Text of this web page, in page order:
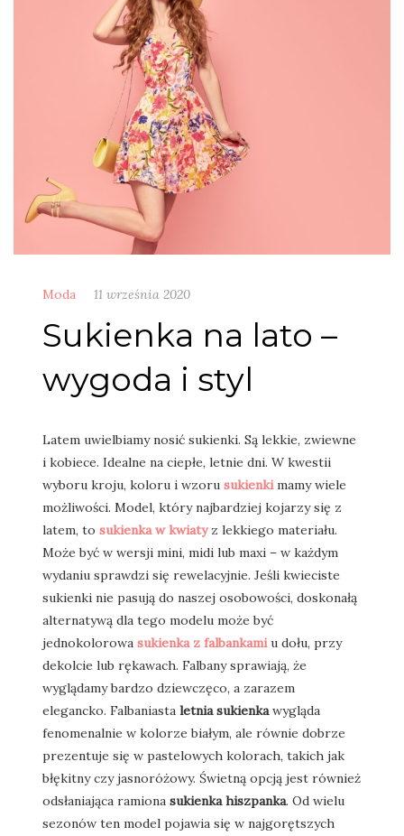
Moda 11 września 2020
Sukienka na lato –
wygoda i styl
Latem uwielbiamy nosić sukienki. Są lekkie, zwiewne
i kobiece. Idealne na ciepłe, letnie dni. W kwestii
wyboru kroju, koloru i wzoru sukienki mamy wiele
możliwości. Model, który najbardziej kojarzy się z
latem, to sukienka w kwiatyz lekkiego materiału.
Może być w wersji mini, midi lub maxi – w każdym
wydaniu sprawdzi się rewelacyjnie. Jeśli kwieciste
sukienki nie pasują do naszej osobowości, doskonałą
alternatywą dla tego modelu może być
jednokolorowa sukienka z falbankami u dołu, przy
dekolcie lub rękawach. Falbany sprawiają, że
wyglądamy bardzo dziewczęco, a zarazem
elegancko. Falbaniasta letnia sukienka wygląda
fenomenalnie w kolorze białym, ale równie dobrze
prezentuje się w pastelowych kolorach, takich jak
błękitny czy jasnoróżowy. Świetną opcją jest również
odsłaniająca ramiona sukienka hiszpanka. Od wielu
sezonów ten model pojawia się w najgorętszych